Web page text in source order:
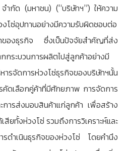
จำกัด (มหาชน) (“บริษัทฯ”) ให้ความ
โซ่อุปทานอย่างมีความรับผิดชอบต่อ
ของธุรกิจ ซึ่งเป็นปัจจัยสำคัญที่ส่ง
กระบวนการผลิตไปสู่ลูกค้าอย่างมี
รจัดการห่วงโซ่ธุรกิจของบริษัทฯนั้น
ดเลือกคู่ค้าที่มีศักยภาพ การจัดการ
ารส่งมอบสินค้าแก่ลูกค้า เพื่อสร้าง
ยทั้งห่วงโซ่ รวมถึงการวิเคราะห์และ
ารดำเนินธุรกิจของห่วงโซ่ โดยคำนึง